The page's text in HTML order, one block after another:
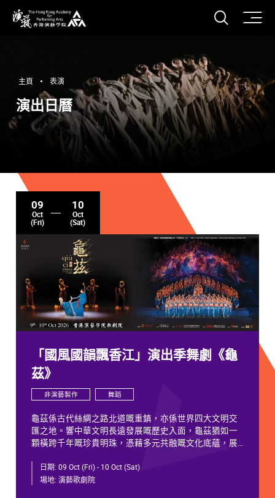
打開
主頁 表演
演出日曆
09
Oct
(Fri)
10
Oct
(Sat)
「國風國韻飄香江」演出季舞劇《龜
茲》
非演藝製作 舞蹈
龜茲係古代絲綢之路北道嘅重鎮，亦係世界四大文明交
匯之地。響中華文明長遠發展嘅歷史入面，龜茲猶如一
顆橫跨千年嘅珍貴明珠，憑藉多元共融嘅文化底蘊，展
千年以來，龜茲文化承載住歷代各族人士嘅足跡同情
日期: 09 Oct (Fri) - 10 Oct (Sat)
場地: 演藝歌劇院